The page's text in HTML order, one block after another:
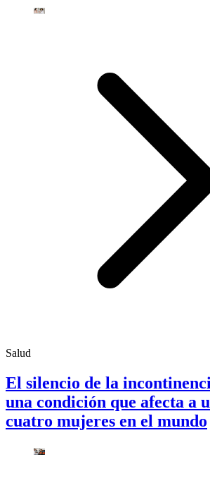
Salud
El silencio de la
una condición que afecta a
cuatro mujeres en el mundo